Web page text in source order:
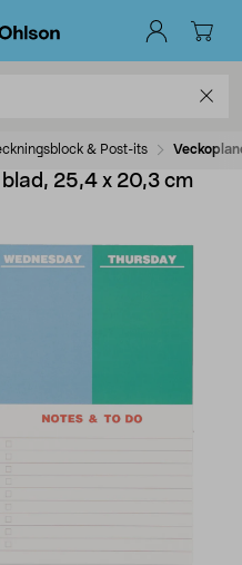
& Post-its
25,4 x 20,3 cm